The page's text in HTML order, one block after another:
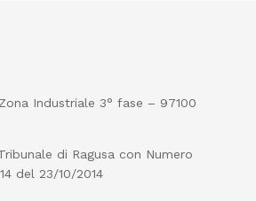
Industriale 3° fase – 97100
di Ragusa con Numero
del 23/10/2014